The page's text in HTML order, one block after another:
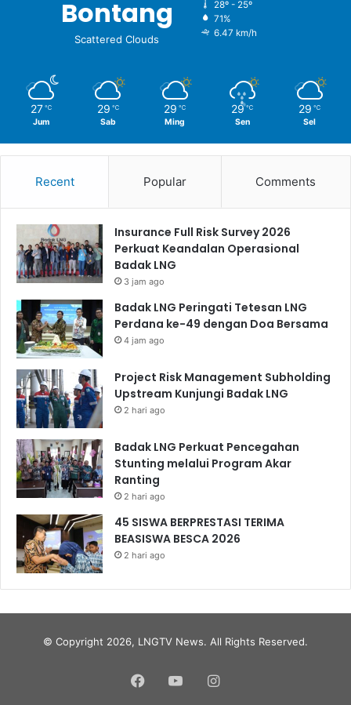
Bontang
Scattered Clouds
28º - 25º
71%
6.47 km/h
27 ℃
Jum
29 ℃
Sab
29 ℃
Ming
29 ℃
Sen
29 ℃
Sel
Recent Popular Comments
Insurance Full Risk Survey 2026
Perkuat Keandalan Operasional
Badak LNG
3 jam ago
Badak LNG Peringati Tetesan LNG
Perdana ke-49 dengan Doa Bersama
4 jam ago
Project Risk Management Subholding
Upstream Kunjungi Badak LNG
2 hari ago
Badak LNG Perkuat Pencegahan
Stunting melalui Program Akar
Ranting
2 hari ago
45 SISWA BERPRESTASI TERIMA
BEASISWA BESCA 2026
2 hari ago
© Copyright 2026, LNGTV News. All Rights Reserved.
Facebook
YouTubeInstagram